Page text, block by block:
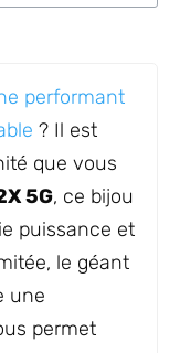
performant
? Il est
que vous
5G, ce bijou
puissance et
le géant
une
permet